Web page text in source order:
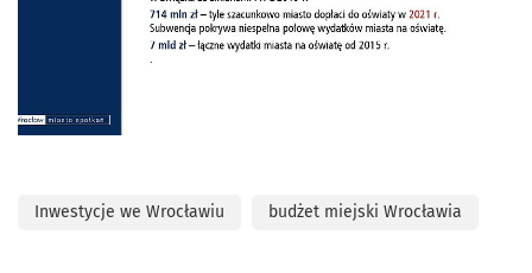
Inwestycje we Wrocławiu budżet miejski Wrocławia